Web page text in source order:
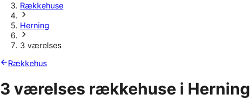
Rækkehuse
Herning
3 værelses
Rækkehus
3 værelses rækkehuse i Herning